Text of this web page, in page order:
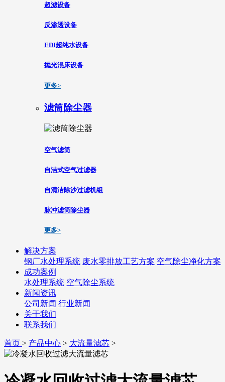
超滤设备
反渗透设备
EDI超纯水设备
抛光混床设备
更多>
滤筒除尘器
空气滤筒
自洁式空气过滤器
自清洁除沙过滤机组
脉冲滤筒除尘器
更多>
解决方案
钢厂水处理系统 废水零排放工艺方案 空气除尘净化方案
成功案例
水处理系统 空气除尘系统
新闻资讯
公司新闻 行业新闻
关于我们
联系我们
首页 > 产品中心 > 大流量滤芯 >